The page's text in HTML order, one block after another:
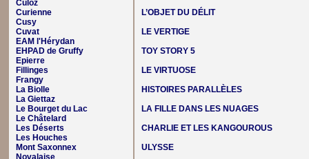
Culoz
Curienne
Cusy
Cuvat
EAM l'Hérydan
EHPAD de Gruffy
Epierre
Fillinges
Frangy
La Biolle
La Giettaz
Le Bourget du Lac
Le Châtelard
Les Déserts
Les Houches
Mont Saxonnex
Novalaise
L’OBJET DU DÉLIT
LE VERTIGE
TOY STORY 5
LE VIRTUOSE
HISTOIRES PARALLÈLES
LA FILLE DANS LES NUAGES
CHARLIE ET LES KANGOUROUS
ULYSSE